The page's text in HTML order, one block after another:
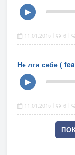
▶
11.01.2015 6
Не лги себе (
▶
11.01.2015 6